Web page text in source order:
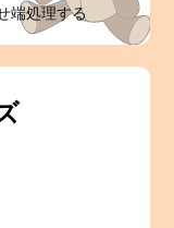
端処理する